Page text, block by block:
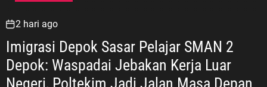
2 hari ago
Imigrasi Depok Sasar Pelajar SMAN 2
Depok: Waspadai Jebakan Kerja Luar